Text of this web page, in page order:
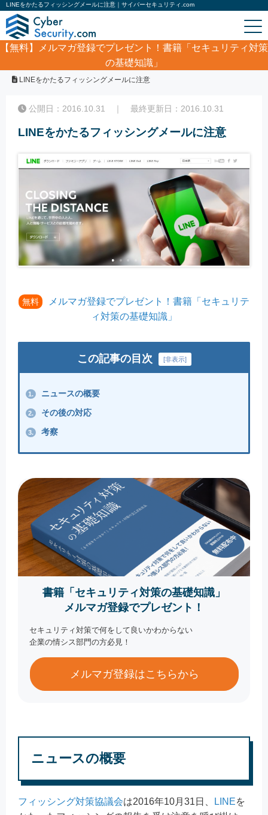
LINEをかたるフィッシングメールに注意｜サイバーセキュリティ.com
【無料】
メルマガ登録でプレゼント！書籍「セキュリティ対策
の基礎知識」
サイバーセキュリティ・情報漏洩ニュース
LINEをかたるフィッシングメールに注意
公開日：2016.10.31 ｜ 最終更新日：2016.10.31
LINEをかたるフィッシングメールに注意
無料
メルマガ登録でプレゼント！書籍「セキュリテ
ィ対策の基礎知識」
この記事の目次 [非表示]
1. ニュースの概要
2. その後の対応
3. 考察
書籍「セキュリティ対策の基礎知識」
メルマガ登録でプレゼント！
セキュリティ対策で何をして良いかわからない
企業の情シス部門の方必見！
メルマガ登録はこちらから
ニュースの概要
フィッシング対策協議会は2016年10月31日、 LINEを